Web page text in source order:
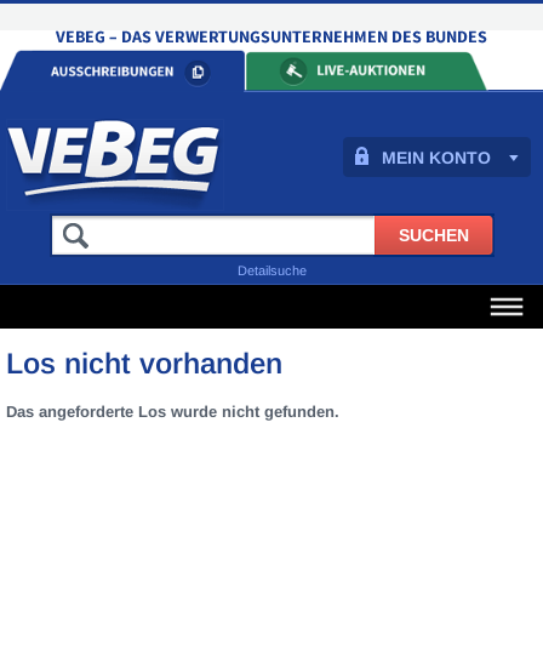
MEIN KONTO
Detailsuche
Los nicht vorhanden
Das angeforderte Los wurde nicht gefunden.